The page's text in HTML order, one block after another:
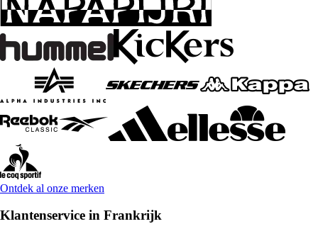
Ontdek al onze merken
Klantenservice in Frankrijk